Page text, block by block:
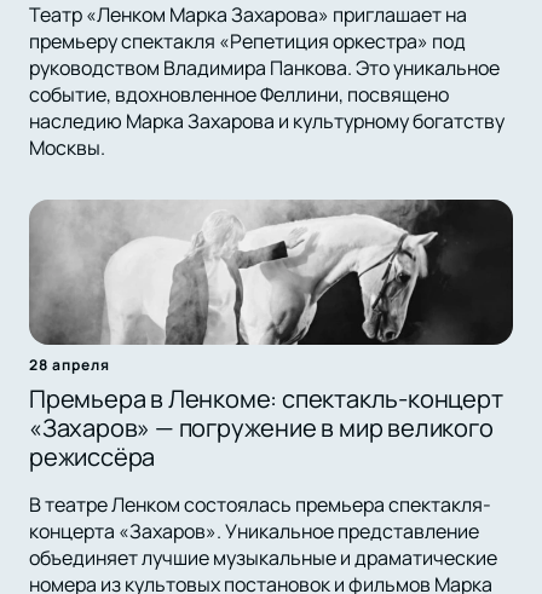
Театр «Ленком Марка Захарова» приглашает на
премьеру спектакля «Репетиция оркестра» под
руководством Владимира Панкова. Это уникальное
событие, вдохновленное Феллини, посвящено
наследию Марка Захарова и культурному богатству
Москвы.
28 апреля
Премьера в Ленкоме: спектакль-концерт
«Захаров» — погружение в мир великого
режиссёра
В театре Ленком состоялась премьера спектакля-
концерта «Захаров». Уникальное представление
объединяет лучшие музыкальные и драматические
номера из культовых постановок и фильмов Марка